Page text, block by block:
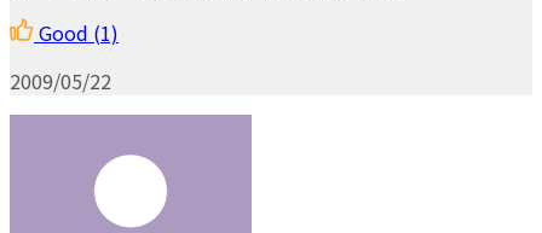
Good (1)
2009/05/22